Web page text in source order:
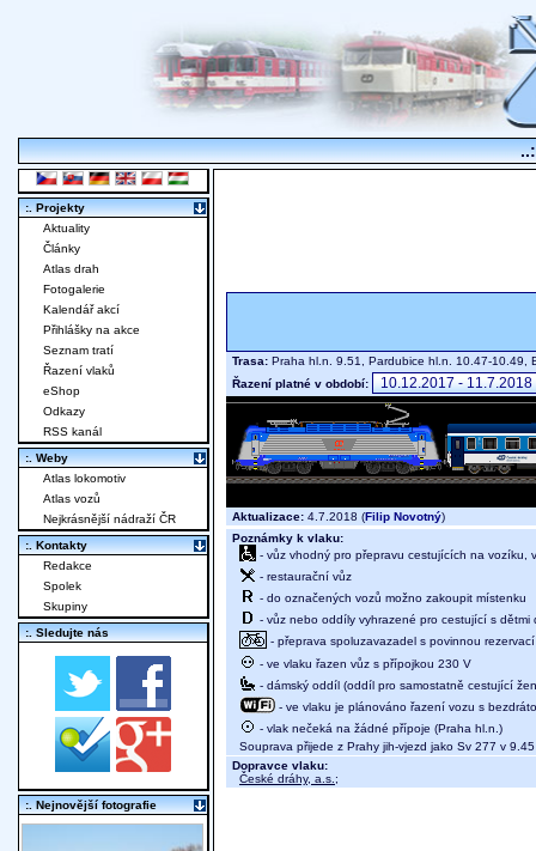
Trasa: Praha hl.n. 9.51, Pardubice hl.n. 10.47-
Řazení platné v období:
Aktualizace: 4.7.2018 (Filip Novotný)
Poznámky k vlaku:
- vůz vhodný pro přepravu cestujících na vozíku,
- restaurační vůz
- do označených vozů možno zakoupit místenku
- vůz nebo oddíly vyhrazené pro cestující s dětmi
- přeprava spoluzavazadel s povinnou
- ve vlaku řazen vůz s přípojkou 230 V
- dámský oddíl (oddíl pro samostatně cestující
- ve vlaku je plánováno řazení vozu s
- vlak nečeká na žádné přípoje (Praha hl.n.)
Souprava přijede z Prahy jih-vjezd jako Sv 277 v 9.45
Dopravce vlaku:
České dráhy, a.s. ;
:. Projekty
Aktuality
Články
Atlas drah
Fotogalerie
Kalendář akcí
Přihlášky na akce
Seznam tratí
Řazení vlaků
eShop
Odkazy
RSS kanál
:. Weby
Atlas lokomotiv
Atlas vozů
Nejkrásnější nádraží ČR
:. Kontakty
Redakce
Spolek
Skupiny
:. Sledujte nás
:. Nejnovější fotografie